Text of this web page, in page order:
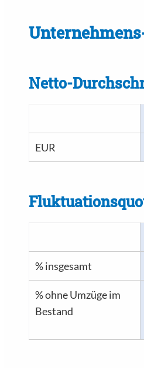
Netto-
EUR
% insgesamt
% ohne Umzüge im
Bestand